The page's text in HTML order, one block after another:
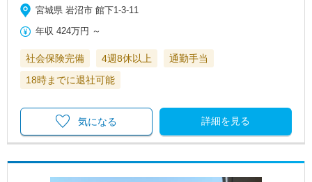
宮城県 岩沼市 館下1-3-11
年収 424万円 ～
社会保険完備 4週8休以上
通勤手当
18時までに退社可能
詳細を見る
気になる